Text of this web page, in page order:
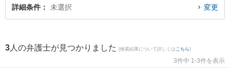
相談できる津市内の弁護士に相談予約したい』などでお困りの相談者さんにお
詳細条件 未選択 変更
3 人の弁護士が見つかりました (検索結果について詳しくは こちら)
3件中 1-3件を表示